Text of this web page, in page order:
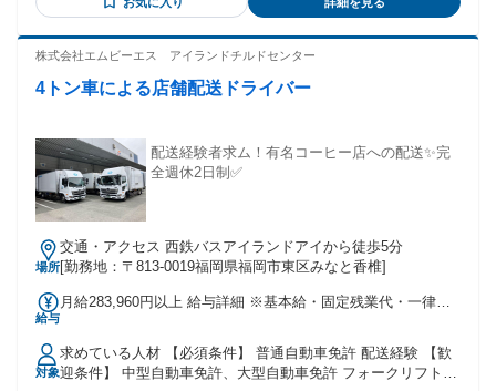
休日出勤した場合、1日10,000円の手当を支給します。
株式会社エムビーエス アイランドチルドセンター
4トン車による店舗配送ドライバー
配送経験者求ム！有名コーヒー店への配送✨完
全週休2日制✅
場所
交通・アクセス 西鉄バスアイランドアイから徒歩5分
[勤務地：〒813-0019福岡県福岡市東区みなと香椎]
給与
月給283,960円以上 給与詳細 ※基本給・固定残業代・一律手
月あたり8万5490円 〜 8万9800円（固定残業時間：1ヶ月あた
り60時間） 固定残業時間を超えた勤務時間については別途残
業代を支給する 【一律手当】 全員に一律で支払われる通勤・
対象
求めている人材 【必須条件】 普通自動車免許 配送経験 【歓
迎条件】 中型自動車免許、大型自動車免許 フォークリフト技